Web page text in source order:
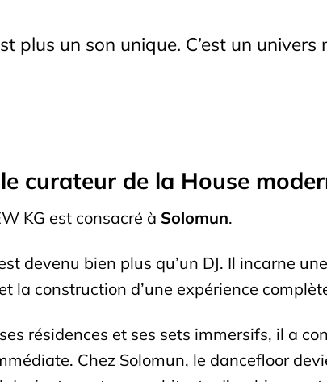
plus un son unique. C’est un
curateur de la House
KG est consacré à Solomun.
devenu bien plus qu’un DJ. Il incarne
la construction d’une expérience
résidences et ses sets immersifs, il a
Chez Solomun, le dancefloor